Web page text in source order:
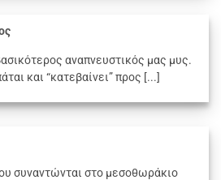
αναπνευστικός μας μυς.
και “κατεβαίνει” προς [...]
συναντώνται στο μεσοθωράκιο